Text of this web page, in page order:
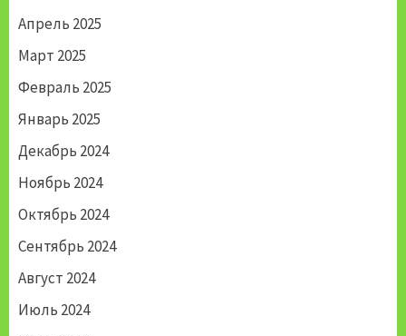
Апрель 2025
Март 2025
Февраль 2025
Январь 2025
Декабрь 2024
Ноябрь 2024
Октябрь 2024
Сентябрь 2024
Август 2024
Июль 2024